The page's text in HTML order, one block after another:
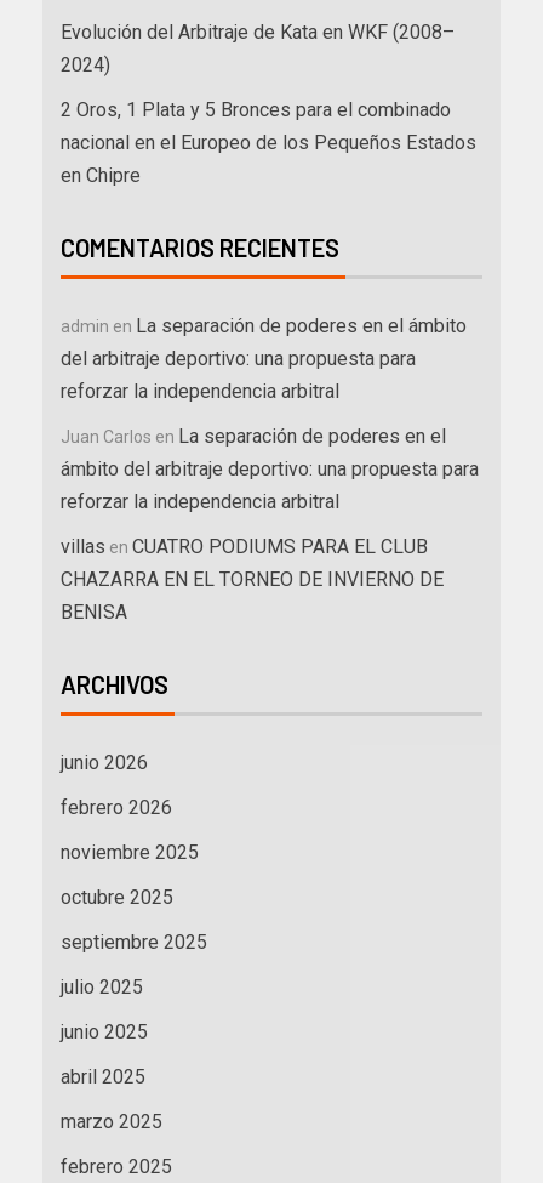
Evolución del Arbitraje de Kata en WKF (2008–
2024)
2 Oros, 1 Plata y 5 Bronces para el combinado
nacional en el Europeo de los Pequeños Estados
en Chipre
COMENTARIOS RECIENTES
admin en La separación de poderes en el ámbito
del arbitraje deportivo: una propuesta para
reforzar la independencia arbitral
Juan Carlos en La separación de poderes en el
ámbito del arbitraje deportivo: una propuesta para
reforzar la independencia arbitral
villas en CUATRO PODIUMS PARA EL CLUB
CHAZARRA EN EL TORNEO DE INVIERNO DE
BENISA
ARCHIVOS
junio 2026
febrero 2026
noviembre 2025
octubre 2025
septiembre 2025
julio 2025
junio 2025
abril 2025
marzo 2025
febrero 2025